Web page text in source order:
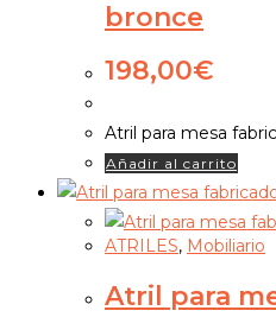
bronce
198,00€
Atril para mesa
Añadir al carrito
ATRILES, Mobiliario
Atril para